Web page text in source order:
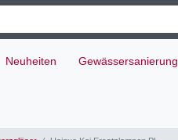
Neuheiten Gewässersanierung